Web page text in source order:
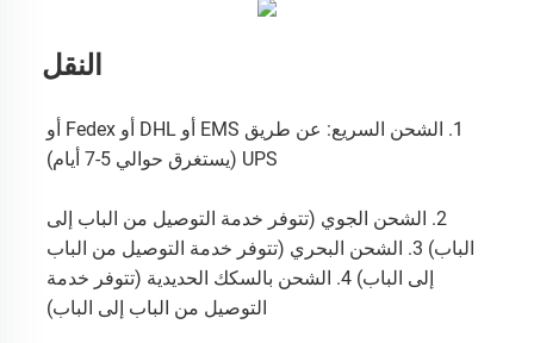
النقل
UPS (يستغرق حوالي 5-7 أيام)
التوصيل من الباب إلى الباب)